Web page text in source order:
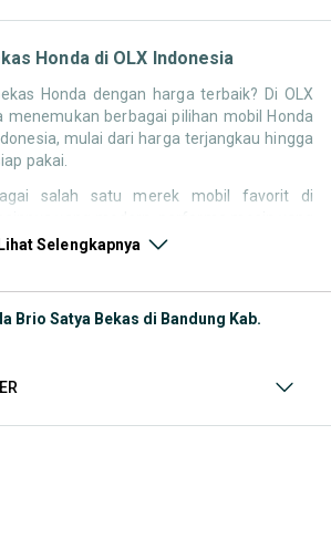
Honda di OLX Indonesia
Honda dengan harga terbaik? Di OLX
menemukan berbagai pilihan mobil Honda
mulai dari harga terjangkau hingga
pakai.
salah satu merek mobil favorit di
berkendara. Tidak heran jika
kamu bisa langsung membandingkan
Honda yang Paling Banyak Dicari
Selengkapnya
Brio Satya Bekas di Bandung Kab.